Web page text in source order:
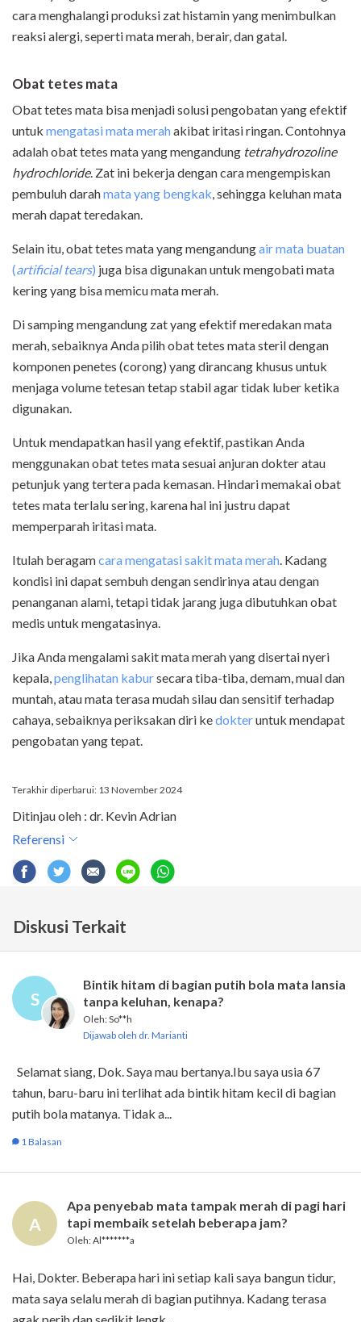
cara menghalangi produksi zat histamin yang menimbulkan
reaksi alergi, seperti mata merah, berair, dan gatal.
Obat tetes mata
Obat tetes mata bisa menjadi solusi pengobatan yang efektif
untuk mengatasi mata merahakibat iritasi ringan. Contohnya
adalah obat tetes mata yang mengandung tetrahydrozoline
hydrochloride. Zat ini bekerja dengan cara mengempiskan
pembuluh darahmata yang bengkak, sehingga keluhan mata
merah dapat teredakan.
Selain itu, obat tetes mata yang mengandungair mata buatan
(artificial tears) juga bisa digunakan untuk mengobati mata
kering yang bisa memicu mata merah.
Di samping mengandung zat yang efektif meredakan mata
merah, sebaiknya Anda pilih obat tetes mata steril dengan
komponen penetes (corong) yang dirancang khusus untuk
menjaga volume tetesan tetap stabil agar tidak luber ketika
digunakan.
Untuk mendapatkan hasil yang efektif, pastikan Anda
menggunakan obat tetes mata sesuai anjuran dokter atau
petunjuk yang tertera pada kemasan. Hindari memakai obat
tetes mata terlalu sering, karena hal ini justru dapat
memperparah iritasi mata.
Itulah beragamcara mengatasi sakit mata merah. Kadang
kondisi ini dapat sembuh dengan sendirinya atau dengan
penanganan alami, tetapi tidak jarang juga dibutuhkan obat
medis untuk mengatasinya.
Jika Anda mengalami sakit mata merah yang disertai nyeri
kepala,penglihatan kabursecara tiba-tiba, demam, mual dan
muntah, atau mata terasa mudah silau dan sensitif terhadap
cahaya, sebaiknya periksakan diri kedokteruntuk mendapat
pengobatan yang tepat.
Terakhir diperbarui: 13 November 2024